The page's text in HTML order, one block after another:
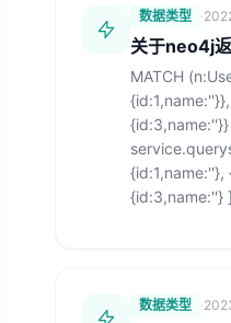
数据类型 ·
关于neo4j
MATCH
{id:1,name:''},
{id:3,name:''} ]
数据类型 ·